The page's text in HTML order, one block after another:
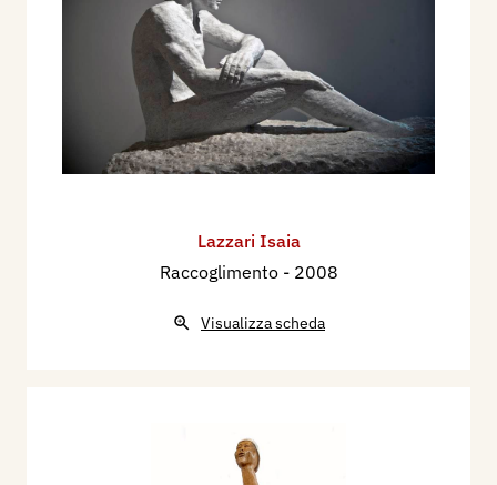
Lazzari Isaia
Raccoglimento - 2008
Visualizza scheda